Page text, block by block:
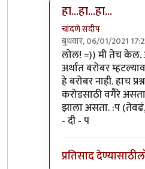
हा...हा...हा...
चांदणे संदीप
बुधवार, 06/01/2021
In reply toमुद्दामून
लोल! =)) मी तेच
अर्थात बरोबर
हे बरोबर नाही. हाच
करोडसाठी वगैरे
झाला असता. :प
- दी - प
प्रतिसाद देण्यासाठी